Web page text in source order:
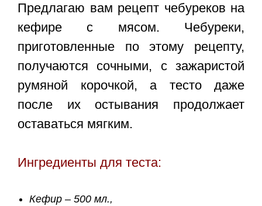
Предлагаю вам рецепт чебуреков на
кефире с мясом. Чебуреки,
приготовленные по этому рецепту,
получаются сочными, с зажаристой
румяной корочкой, а тесто даже
после их остывания продолжает
оставаться мягким.
Ингредиенты для теста:
Кефир – 500 мл.,